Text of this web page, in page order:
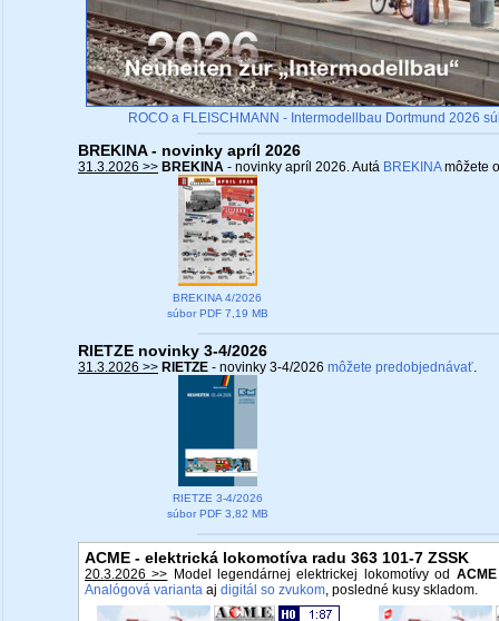
ROCO a FLEISCHMANN - Intermodellbau Dortmund 2026
BREKINA - novinky apríl 2026
31.3.2026 >> BREKINA - novinky apríl 2026. Autá BREKINAmôžete
BREKINA 4/2026
súbor PDF 7,19 MB
RIETZE novinky 3-4/2026
31.3.2026 >> RIETZE - novinky 3-4/2026 môžete predobjednávať.
RIETZE 3-4/2026
súbor PDF 3,82 MB
ACME - elektrická lokomotíva radu 363 101-7 ZSSK
20.3.2026 >> Model legendárnej elektrickej lokomotívy od ACME
Analógová varianta aj digitál so zvukom, posledné kusy skladom.